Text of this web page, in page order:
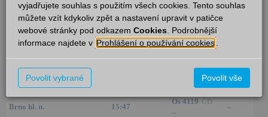
Příjezdy
Vlkoš
12:07
Ze směru Čas/Aktuální Vlak/Linka Kolej
Uherské Hradiště
ČD
–
Brno hl. n. 15:47
Os 4119 ČD
–
–
vyjadřujete souhlas s použitím všech cookies. Tento souhlas
můžete vzít kdykoliv zpět a nastavení upravit v patičce
webové stránky pod odkazem Cookies . Podrobnější
informace najdete v Prohlášení o používání cookies
Povolit vybrané Povolit vše